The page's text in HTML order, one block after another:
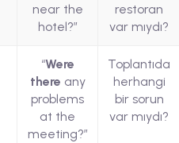
near the
hotel?”
restoran
var mıydı?
“Were
there any
problems
at the
meeting?”
Toplantıda
herhangi
bir sorun
var mıydı?